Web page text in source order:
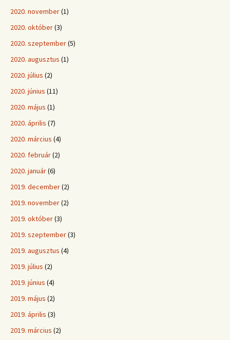
2020. november(1)
2020. október(3)
2020. szeptember(5)
2020. augusztus (1)
2020. július (2)
2020. június (11)
2020. május (1)
2020. április (7)
2020. március (4)
2020. február(2)
2020. január(6)
2019. december(2)
2019. november(2)
2019. október(3)
2019. szeptember(3)
2019. augusztus (4)
2019. július (2)
2019. június (4)
2019. május (2)
2019. április (3)
2019. március (2)